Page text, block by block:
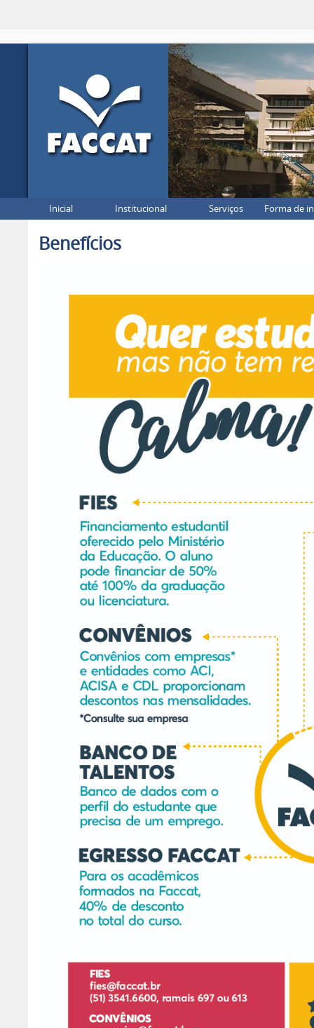
Inicial Institucional Serviços Forma de
Benefícios